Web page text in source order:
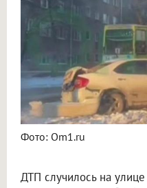
Фото: Om1.ru
ДТП случилось на